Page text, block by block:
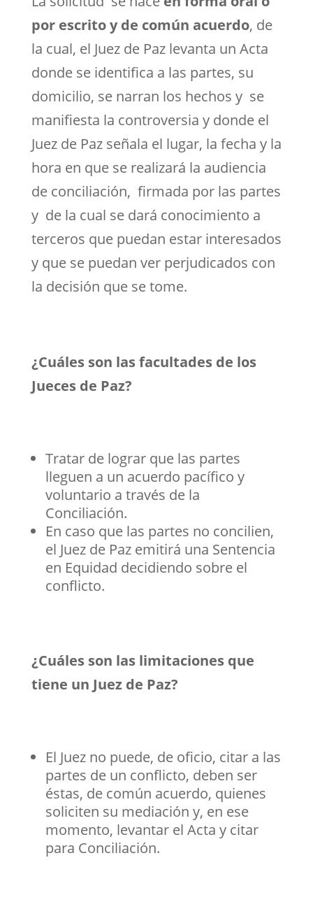
por escrito y de común acuerdo, de
la cual, el Juez de Paz levanta un Acta
donde se identifica a las partes, su
domicilio, se narran los hechos y se
manifiesta la controversia y donde el
Juez de Paz señala el lugar, la fecha y la
hora en que se realizará la audiencia
de conciliación, firmada por las partes
y de la cual se dará conocimiento a
terceros que puedan estar interesados
y que se puedan ver perjudicados con
la decisión que se tome.
¿Cuáles son las facultades de los
Jueces de Paz?
Tratar de lograr que las partes
lleguen a un acuerdo pacífico y
voluntario a través de la
Conciliación.
En caso que las partes no concilien,
el Juez de Paz emitirá una Sentencia
en Equidad decidiendo sobre el
conflicto.
¿Cuáles son las limitaciones que
tiene un Juez de Paz?
El Juez no puede, de oficio, citar a las
partes de un conflicto, deben ser
éstas, de común acuerdo, quienes
soliciten su mediación y, en ese
momento, levantar el Acta y citar
para Conciliación.